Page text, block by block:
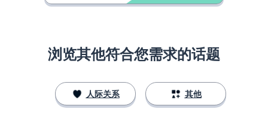
浏览其他符合您需求的话题
人际关系 其他